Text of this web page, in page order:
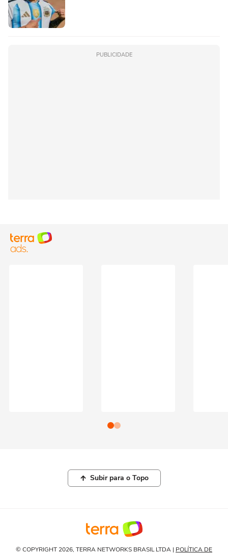
PUBLICIDADE
Subir para o Topo
© COPYRIGHT 2026, TERRA NETWORKS BRASIL LTDA | POLÍTICA DE